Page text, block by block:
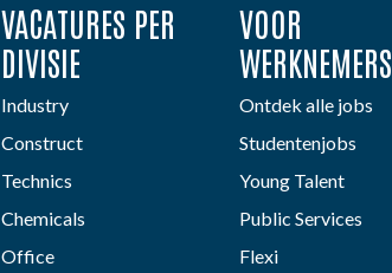
VACATURES PER
DIVISIE
Industry
Construct
Technics
Chemicals
Office
VOOR
WERKNEMERS
Ontdek alle jobs
Studentenjobs
Young Talent
Public Services
Flexi